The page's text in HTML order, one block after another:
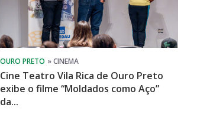
Cine Teatro Vila Rica de Ouro Preto
exibe o filme “Moldados como Aço”
da...